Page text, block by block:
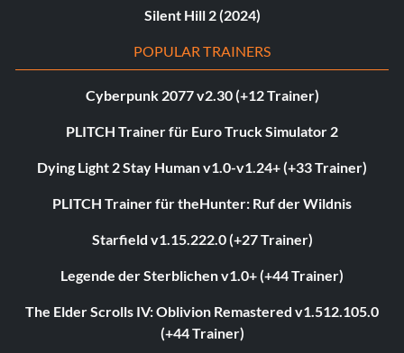
Silent Hill 2 (2024)
POPULAR TRAINERS
Cyberpunk 2077 v2.30 (+12 Trainer)
PLITCH Trainer für Euro Truck Simulator 2
Dying Light 2 Stay Human v1.0-v1.24+ (+33 Trainer)
PLITCH Trainer für theHunter: Ruf der Wildnis
Starfield v1.15.222.0 (+27 Trainer)
Legende der Sterblichen v1.0+ (+44 Trainer)
The Elder Scrolls IV: Oblivion Remastered v1.512.105.0
(+44 Trainer)